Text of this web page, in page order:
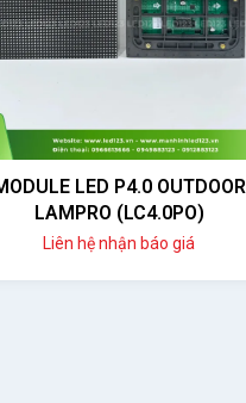
LED P4.0 OUTDOOR
LAMPRO (LC4.0PO)
Liên hệ nhận báo giá